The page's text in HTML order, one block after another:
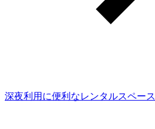
深夜利用に便利なレンタルスペース